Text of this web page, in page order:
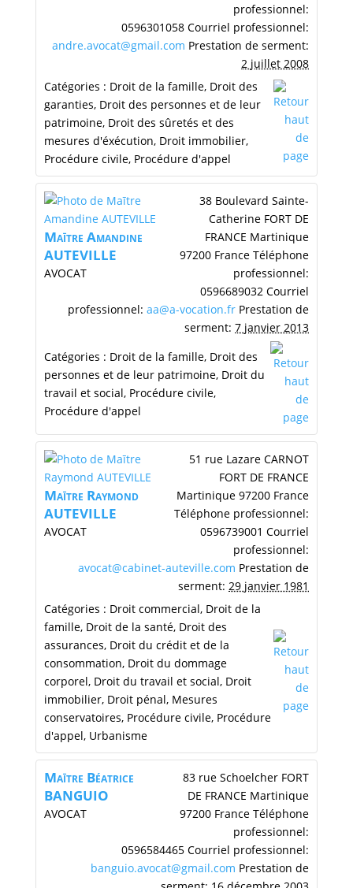
professionnel:
0596301058 Courriel professionnel:
andre.avocat@gmail.com Prestation de serment:
2 juillet 2008
Catégories : Droit de la famille, Droit des
garanties, Droit des personnes et de leur
patrimoine, Droit des sûretés et des
mesures d'éxécution, Droit immobilier,
Procédure civile, Procédure d'appel
Maītre Amandine
AUTEVILLE
AVOCAT
38 Boulevard Sainte-
Catherine FORT DE
FRANCE Martinique
97200 France Téléphone
professionnel:
0596689032 Courriel
professionnel: aa@a-vocation.fr Prestation de
serment: 7 janvier 2013
Catégories : Droit de la famille, Droit des
personnes et de leur patrimoine, Droit du
travail et social, Procédure civile,
Procédure d'appel
Maītre Raymond
AUTEVILLE
AVOCAT
51 rue Lazare CARNOT
FORT DE FRANCE
Martinique 97200 France
Téléphone professionnel:
0596739001 Courriel
professionnel:
avocat@cabinet-auteville.com Prestation de
serment: 29 janvier 1981
Catégories : Droit commercial, Droit de la
famille, Droit de la santé, Droit des
assurances, Droit du crédit et de la
consommation, Droit du dommage
corporel, Droit du travail et social, Droit
immobilier, Droit pénal, Mesures
conservatoires, Procédure civile, Procédure
d'appel, Urbanisme
Maītre Béatrice
BANGUIO
AVOCAT
83 rue Schoelcher FORT
DE FRANCE Martinique
97200 France Téléphone
professionnel:
0596584465 Courriel professionnel:
banguio.avocat@gmail.com Prestation de